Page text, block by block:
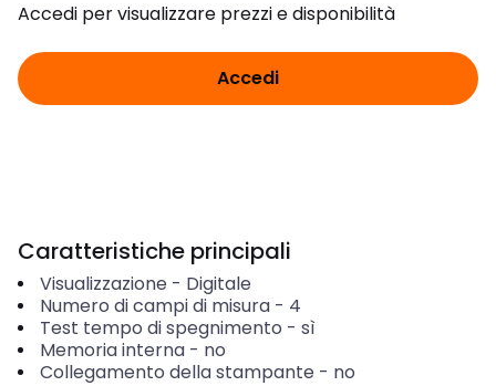
Accedi per visualizzare prezzi e disponibilità
Accedi
Caratteristiche principali
Visualizzazione - Digitale
Numero di campi di misura- 4
Test tempo di spegnimento - sì
Memoria interna- no
Collegamento della stampante - no